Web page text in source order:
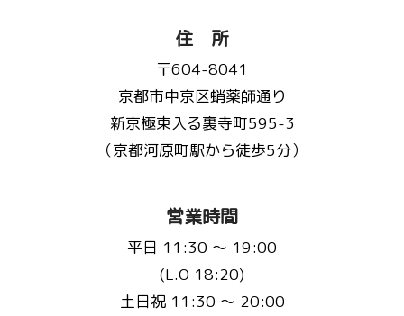
住 所
〒604-8041
京都市中京区蛸薬師通り
新京極東入る裏寺町595-3
（京都河原町駅から徒歩5分）
営業時間
平日 11:30 〜 19:00
(L.O 18:20)
土日祝 11:30 〜 20:00